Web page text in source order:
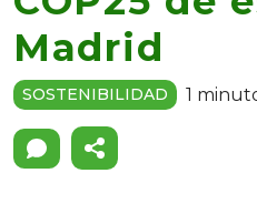
Madrid
SOSTENIBILIDAD 1